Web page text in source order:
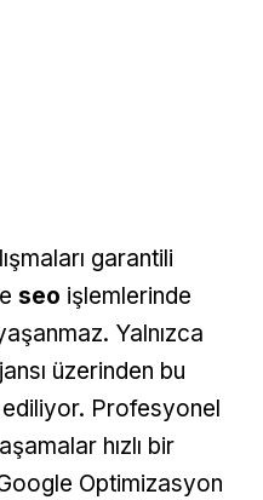
garantili
seo işlemlerinde
Yalnızca
üzerinden bu
Profesyonel
hızlı bir
Optimizasyon